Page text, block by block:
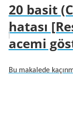
20 basit
hatası
acemi
Bu makalede